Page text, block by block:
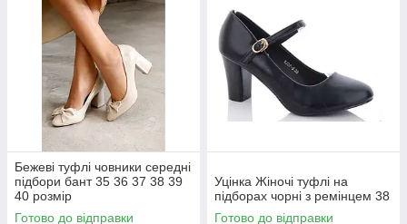
Бежеві туфлі човники середні
підбори бант 35 36 37 38 39
40 розмір
Готово до відправки
Уцінка Жіночі туфлі на
підборах чорні з ремінцем 38
Готово до відправки